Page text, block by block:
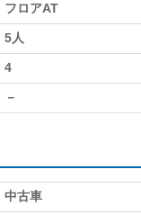
フロアAT
5人
4
－
中古車